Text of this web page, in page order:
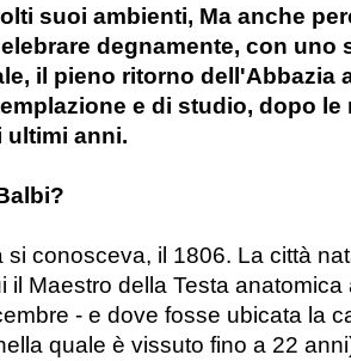
suoi ambienti, Ma anche
degnamente, con uno
il pieno ritorno dell'Abbazia
e di studio, dopo
ultimi anni.
si conosceva, il 1806. La città
il Maestro della Testa
- e dove fosse ubicata la
quale è vissuto fino a 22